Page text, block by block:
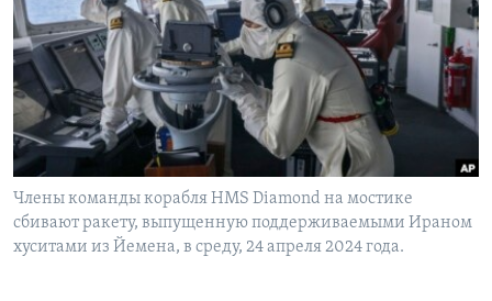
Learning English
СОЦИАЛЬНЫЕ СЕТИ
Языки
Члены команды корабля HMS Diamond на мостике
сбивают ракету, выпущенную поддерживаемыми Ираном
хуситами из Йемена, в среду, 24 апреля 2024 года.